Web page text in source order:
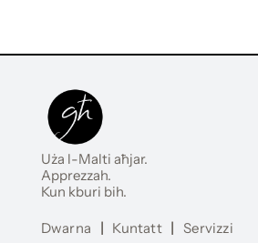
Uża l-Malti aħjar.
Apprezzah.
Kun kburi bih.
Dwarna | Kuntatt | Servizzi